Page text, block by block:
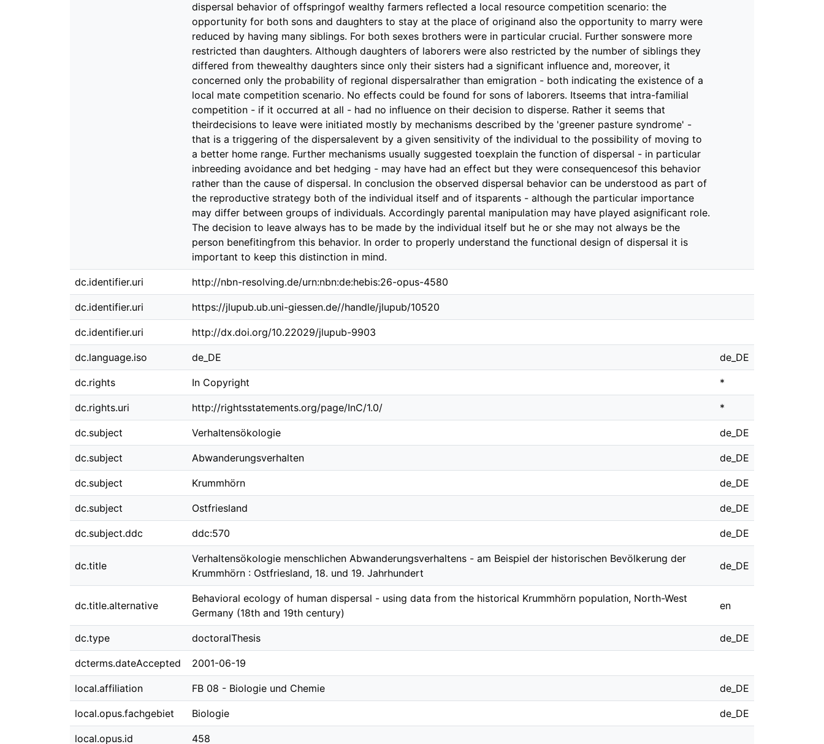
dispersal behavior of offspringof wealthy farmers reflected a local resource competition scenario: the
opportunity for both sons and daughters to stay at the place of originand also the opportunity to marry were
reduced by having many siblings. For both sexes brothers were in particular crucial. Further sonswere more
restricted than daughters. Although daughters of laborers were also restricted by the number of siblings they
differed from thewealthy daughters since only their sisters had a significant influence and, moreover, it
concerned only the probability of regional dispersalrather than emigration - both indicating the existence of a
local mate competition scenario. No effects could be found for sons of laborers. Itseems that intra-familial
competition - if it occurred at all - had no influence on their decision to disperse. Rather it seems that
theirdecisions to leave were initiated mostly by mechanisms described by the 'greener pasture syndrome' -
that is a triggering of the dispersalevent by a given sensitivity of the individual to the possibility of moving to
a better home range. Further mechanisms usually suggested toexplain the function of dispersal - in particular
inbreeding avoidance and bet hedging - may have had an effect but they were consequencesof this behavior
rather than the cause of dispersal. In conclusion the observed dispersal behavior can be understood as part of
the reproductive strategy both of the individual itself and of itsparents - although the particular importance
may differ between groups of individuals. Accordingly parental manipulation may have played asignificant role.
The decision to leave always has to be made by the individual itself but he or she may not always be the
person benefitingfrom this behavior. In order to properly understand the functional design of dispersal it is
important to keep this distinction in mind.
dc.identifier.uri http://nbn-resolving.de/urn:nbn:de:hebis:26-opus-4580
dc.identifier.uri https://jlupub.ub.uni-giessen.de//handle/jlupub/10520
dc.identifier.uri http://dx.doi.org/10.22029/jlupub-9903
dc.language.iso de_DE de_DE
dc.rights In Copyright *
dc.rights.uri http://rightsstatements.org/page/InC/1.0/ *
dc.subject Verhaltensökologie de_DE
dc.subject Abwanderungsverhalten de_DE
dc.subject Krummhörn de_DE
dc.subject Ostfriesland de_DE
dc.subject.ddc ddc:570 de_DE
dc.title
Verhaltensökologie menschlichen Abwanderungsverhaltens - am Beispiel der historischen Bevölkerung der
Krummhörn : Ostfriesland, 18. und 19. Jahrhundert
de_DE
dc.title.alternative
Behavioral ecology of human dispersal - using data from the historical Krummhörn population, North-West
Germany (18th and 19th century)
en
dc.type doctoralThesis de_DE
dcterms.dateAccepted 2001-06-19
local.affiliation FB 08 - Biologie und Chemie de_DE
local.opus.fachgebiet Biologie de_DE
local.opus.id 458